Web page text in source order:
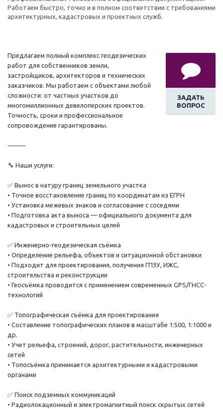
Работаем быстро, точно и в полном соответствии с требованиями
архитектурных, кадастровых и проектных служб.
ЗАДАТЬ
ВОПРОС
Предлагаем полный комплекс геодезических
работ для собственников земли,
застройщиков, архитекторов и технических
заказчиков. Мы работаем с объектами любой
сложности: от частных участков до
многомиллионных девелоперских проектов.
Точность, сроки и профессиональное
сопровождение гарантированы.
⸻
🔧 Наши услуги:
✅ Вынос в натуру границ земельного участка
• Точное восстановление границ по координатам из ЕГРН
• Установка межевых знаков и согласование с соседями
• Подготовка акта выноса — официального документа для
кадастровых и строительных целей
✅ Инженерно-геодезическая съёмка
• Определение рельефа, объектов и ситуационной обстановки
• Подходит для проектирования, получения ГПЗУ, ИЖС,
строительства и реконструкции
• Геосъёмка проводится с применением современных GPS/ГНСС-
технологий
✅ Топографическая съёмка для проектирования
• Составление топографических планов в масштабе 1:500, 1:1000 и
др.
• Учет рельефа, строений, дорог, растительности, инженерных
сетей
• Топосъёмка принимается архитектурными и кадастровыми
органами
✅ Поиск подземных коммуникаций
• Радиолокационный и электромагнитный поиск скрытых сетей